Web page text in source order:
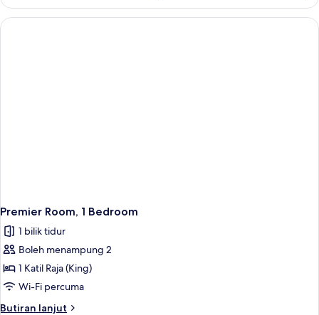
2
Katil
Bujang
Premier Room, 1 Bedroom
1 bilik tidur
Boleh menampung 2
1 Katil Raja (King)
Wi-Fi percuma
Butiran lanjut
Butiran